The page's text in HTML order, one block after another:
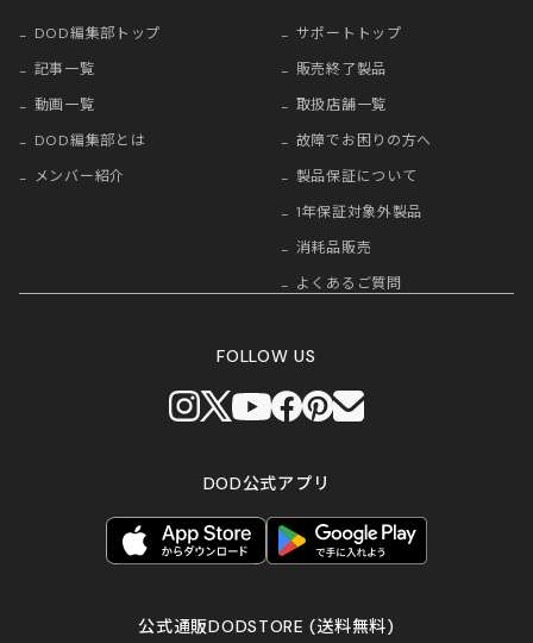
DOD編集部トップ
記事一覧
動画一覧
DOD編集部とは
メンバー紹介
サポートトップ
販売終了製品
取扱店舗一覧
故障でお困りの方へ
製品保証について
1年保証対象外製品
消耗品販売
よくあるご質問
FOLLOW US
DOD公式アプリ
公式通販DODSTORE(送料無料)